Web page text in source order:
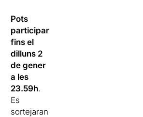
Pots
participar
fins el
dilluns 2
de gener
a les
23.59h.
Es
sortejaran